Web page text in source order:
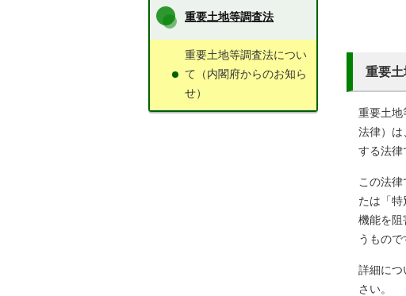
重要
重要土地
法律）は
する法律
この法
たは「
機能を阻
うもので
詳細につ
さい。
重要土地等調査法
重要土地等調査法につい
て（内閣府からのお知ら
せ）